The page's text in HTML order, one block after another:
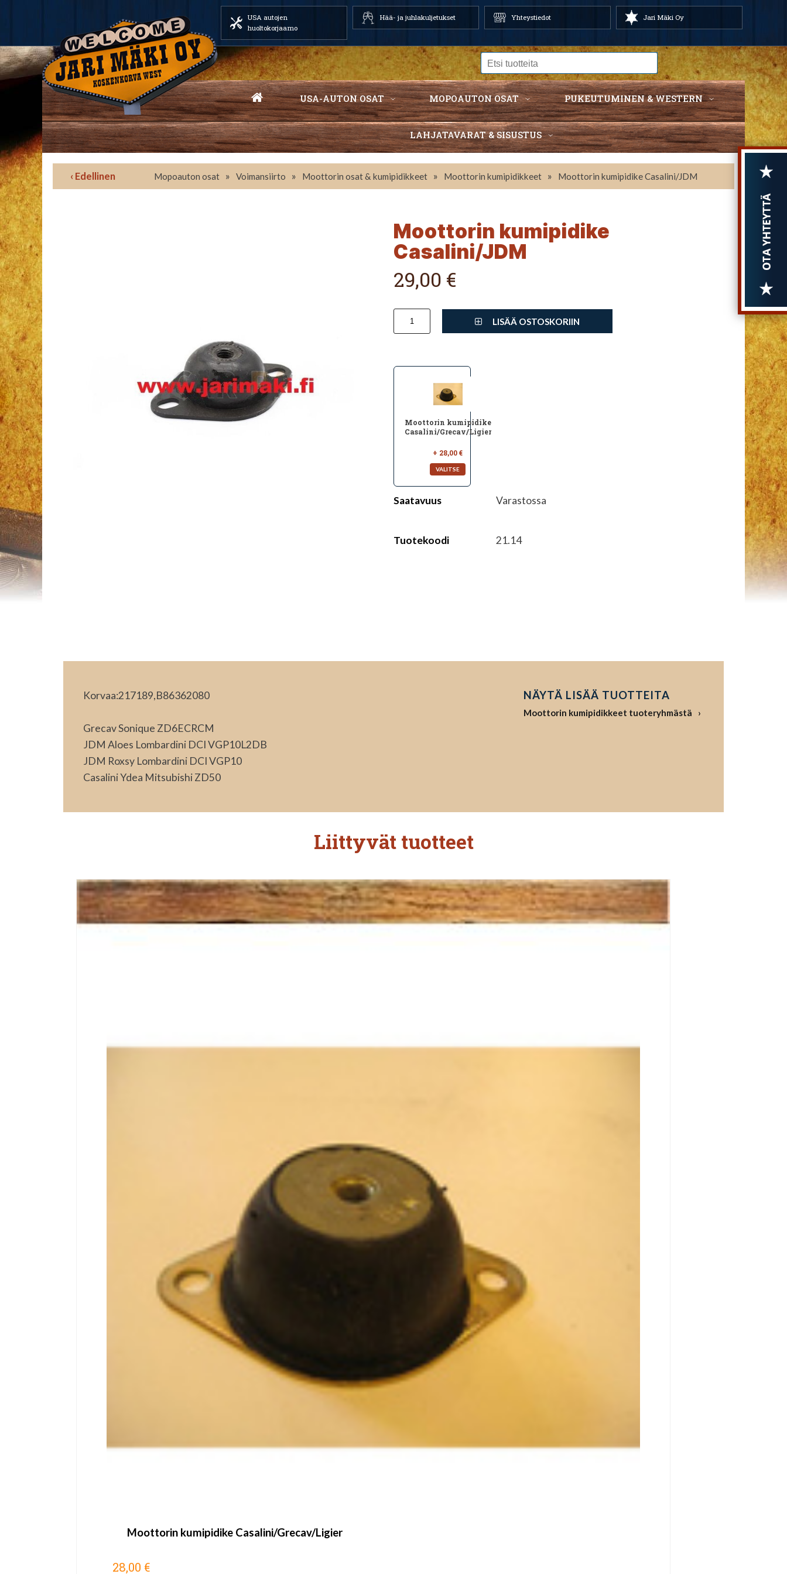
USA autojen
huoltokorjaamo
Hää- ja juhlakuljetukset Yhteystiedot Jari Mäki Oy
USA-AUTON OSAT MOPOAUTON OSAT PUKEUTUMINEN & WESTERN
LAHJATAVARAT & SISUSTUS
‹ Edellinen Mopoauton osat » Voimansiirto » Moottorin osat & kumipidikkeet » Moottorin kumipidikkeet » Moottorin kumipidike Casalini/JDM
Moottorin kumipidike
Casalini/JDM
29,00 €
LISÄÄ OSTOSKORIIN
Moottorin kumipidike
Casalini/Grecav/Ligier
+ 28,00 €
Saatavuus Varastossa
Tuotekoodi 21.14
Korvaa:217189,B86362080
Grecav Sonique ZD6ECRCM
JDM Aloes Lombardini DCI VGP10L2DB
JDM Roxsy Lombardini DCI VGP10
Casalini Ydea Mitsubishi ZD50
NÄYTÄ LISÄÄ TUOTTEITA
Moottorin kumipidikkeet tuoteryhmästä
Liittyvät tuotteet
Moottorin kumipidike Casalini/Grecav/Ligier
28,00 €